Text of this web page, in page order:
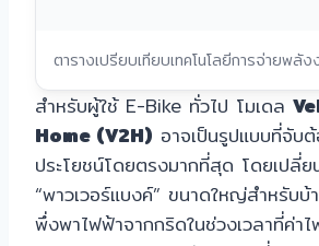
ตารางเปรียบเทียบเทคโนโลยีการจ่ายพลั
สำหรับผู้ใช้ E-Bike ทั่วไป โมเดล
Home (V2H) อาจเป็นรูปแบบที่จับ
ประโยชน์โดยตรงมากที่สุด โดยเปลี่
“พาวเวอร์แบงค์” ขนาดใหญ่สำหรับ
พึ่งพาไฟฟ้าจากกริดในช่วงเวลาที่ค่า